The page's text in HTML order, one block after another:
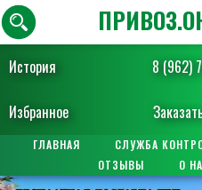
История 8 (962)
Избранное
ГЛАВНАЯ СЛУЖБА
ОТЗЫВЫ
О